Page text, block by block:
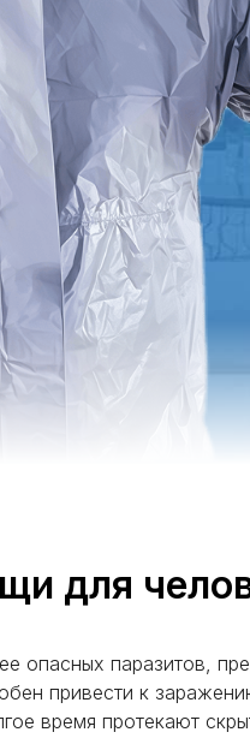
для
опасных паразитов,
привести к
время протекают